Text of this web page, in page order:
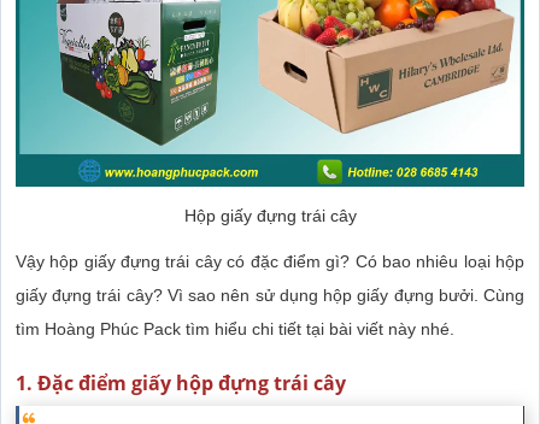
Hộp giấy đựng trái cây
Vậy hộp giấy đựng trái cây có đặc điểm gì? Có bao nhiêu loại hộp
giấy đựng trái cây? Vì sao nên sử dụng hộp giấy đựng bưởi. Cùng
tìm Hoàng Phúc Pack tìm hiểu chi tiết tại bài viết này nhé.
1. Đặc điểm giấy hộp đựng trái cây